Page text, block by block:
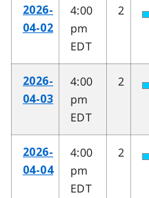
2026-
04-02
4:00
pm
EDT
2
2026-
04-03
4:00
pm
EDT
2
2026-
04-04
4:00
pm
EDT
2